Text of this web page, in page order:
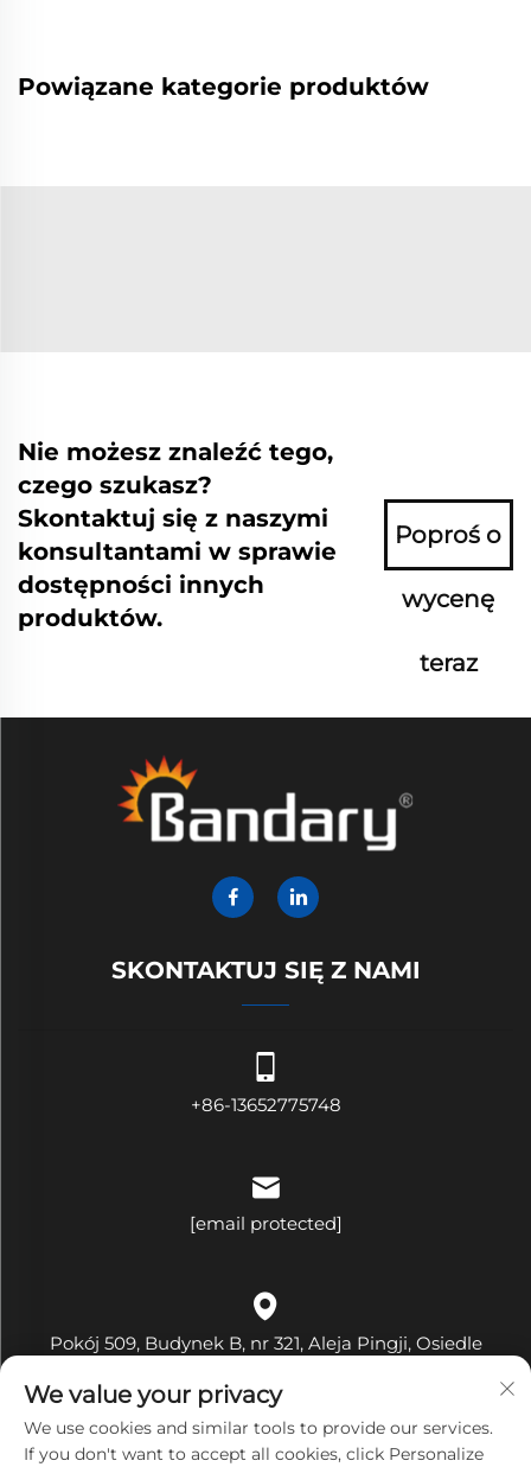
Powiązane kategorie produktów
Nie możesz znaleźć tego,
czego szukasz?
Skontaktuj się z naszymi
konsultantami w sprawie
dostępności innych
produktów.
Poproś o
wycenę
teraz
SKONTAKTUJ SIĘ Z NAMI
+86-13652775748
[email protected]
Pokój 509, Budynek B, nr 321, Aleja Pingji, Osiedle
Shenzhen, Prowincja Guangdong, Chiny
We value your privacy
We use cookies and similar tools to provide our services.
If you don't want to accept all cookies, click Personalize